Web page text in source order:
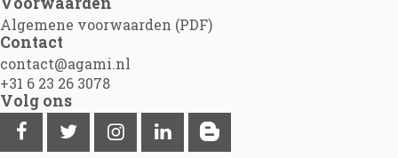
Algemene voorwaarden (PDF)
Contact
contact@agami.nl
+31 6 23 26 3078
Volg ons